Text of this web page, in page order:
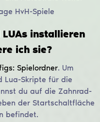
HvH-Spiele
LUAs installieren
ich sie?
Spielordner. Um
Lua-Skripte für die
du auf die Zahnrad-
der Startschaltfläche
befindet.